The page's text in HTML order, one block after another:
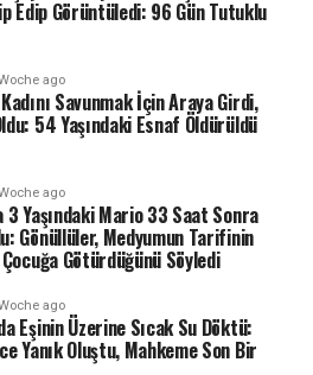
denetlendiğini hatırlattı.
ve şoförün iddiaları
gözler, yargı
sonraki adıma çevrilmiş
#sondakika
Edip Görüntüledi: 96 Gün Tutuklu
ago
Savunmak İçin Araya Girdi,
54 Yaşındaki Esnaf Öldürüldü
ago
3 Yaşındaki Mario 33 Saat Sonra
Gönüllüler, Medyumun Tarifinin
Götürdüğünü Söyledi
ago
Eşinin Üzerine Sıcak Su Döktü:
Yanık Oluştu, Mahkeme Son Bir